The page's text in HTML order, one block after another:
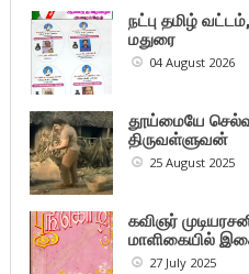
நட்பு தமிழ்
மதுரை
04 August 2026
தூய்மையே
திருவள்ளுவன்
25 August 2025
கவிஞர்
மாளிகையில்
27 July 2025